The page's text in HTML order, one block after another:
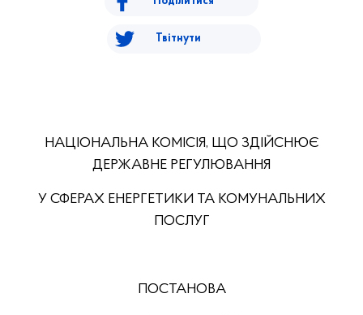
Твітнути
НАЦІОНАЛЬНА КОМІСІЯ, ЩО ЗДІЙСНЮЄ
ДЕРЖАВНЕ РЕГУЛЮВАННЯ
У СФЕРАХ ЕНЕРГЕТИКИ ТА КОМУНАЛЬНИХ
ПОСЛУГ
ПОСТАНОВА